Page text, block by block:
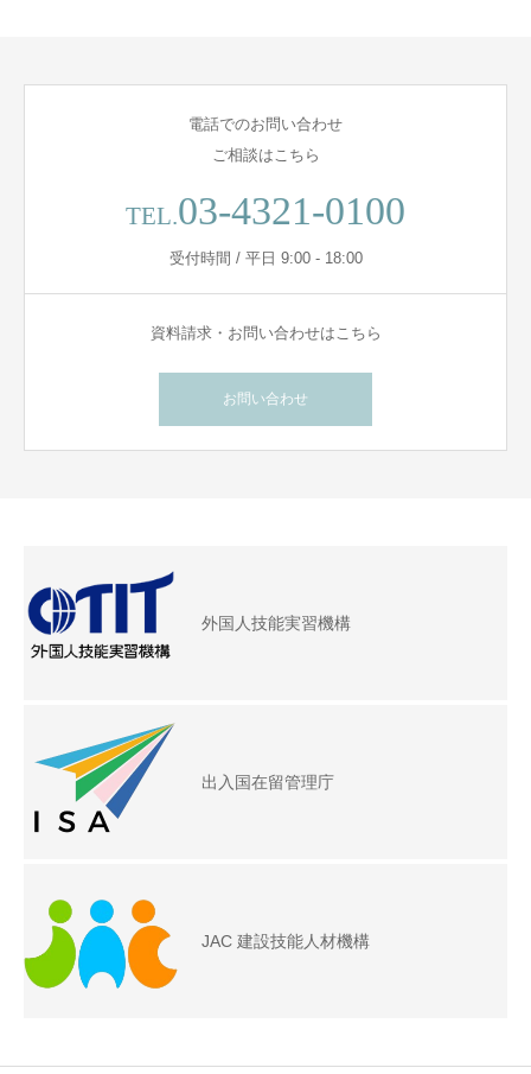
電話でのお問い合わせ
ご相談はこちら
TEL.03-4321-0100
受付時間 / 平日 9:00 - 18:00
資料請求・お問い合わせはこちら
お問い合わせ
外国人技能実習機構
出入国在留管理庁
JAC 建設技能人材機構